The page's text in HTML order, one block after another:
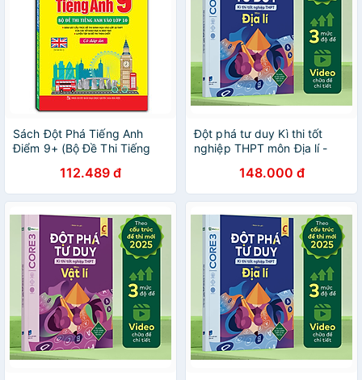
Sách Đột Phá Tiếng Anh
Điểm 9+ (Bộ Đề Thi Tiếng
Án (Tái Bản 01)
112.489 đ
Đột phá tư duy Kì thi tốt
nghiệp THPT môn Địa lí -
bản Dân Trí - WinBooks
148.000 đ